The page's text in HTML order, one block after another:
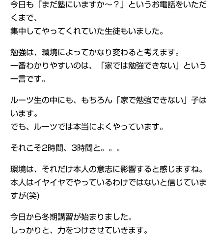
今日も「まだ塾にいますか～？」というお電話をいただ
くまで、
集中してやってくれていた生徒もいました。
勉強は、環境によってかなり変わると考えます。
一番わかりやすいのは、「家では勉強できない」という
一言です。
ルーツ生の中にも、もちろん「家で勉強できない」子は
います。
でも、ルーツでは本当によくやっています。
それこそ2時間、3時間と。。。
環境は、それだけ本人の意志に影響すると感じますね。
本人はイヤイヤでやっているわけではないと信じていま
すが(笑)
今日から冬期講習が始まりました。
しっかりと、力をつけさせていきます。